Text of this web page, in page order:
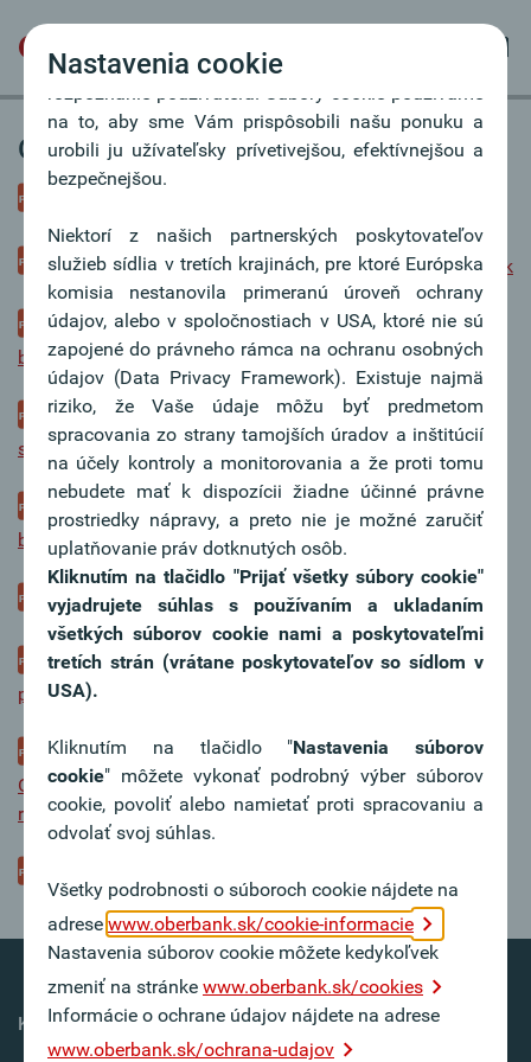
Obchodné podmienky
Všeobecné podmienky pre poskytovanie úverov a záruk
Všeobecné podmienky pre poskytovanie úverov na
bývanie
Všeobecné podmienky pre poskytovanie
spotrebiteľských úverov
Obchodné podmienky pre vedenie účtov a
bezhotovostný platobný styk
Podmienky vydávania a používania platobných kariet
Obchodné podmienky pre internetbanking (Klientsky
portál Oberbank) a aplikáciu Oberbank App
Licenčné podmienky používania systému MultiCash
Oberbank AG pobočka zahraničnej banky v Slovenskej
republike
Podmienky diaľkového prenosu dát
Nastavenia cookie
sú malé textové súbory, ktoré umožňujú
rozpoznanie používateľa. Súbory cookie používame
na to, aby sme Vám prispôsobili našu ponuku a
urobili ju užívateľsky prívetivejšou, efektívnejšou a
bezpečnejšou.
Niektorí z našich partnerských poskytovateľov
služieb sídlia v tretích krajinách, pre ktoré Európska
komisia nestanovila primeranú úroveň ochrany
údajov, alebo v spoločnostiach v USA, ktoré nie sú
zapojené do právneho rámca na ochranu osobných
údajov (Data Privacy Framework). Existuje najmä
riziko, že Vaše údaje môžu byť predmetom
spracovania zo strany tamojších úradov a inštitúcií
na účely kontroly a monitorovania a že proti tomu
nebudete mať k dispozícii žiadne účinné právne
prostriedky nápravy, a preto nie je možné zaručiť
uplatňovanie práv dotknutých osôb.
Kliknutím na tlačidlo "Prijať všetky súbory cookie"
vyjadrujete súhlas s používaním a ukladaním
všetkých súborov cookie nami a poskytovateľmi
tretích strán (vrátane poskytovateľov so sídlom v
USA).
Kliknutím na tlačidlo "Nastavenia súborov
cookie" môžete vykonať podrobný výber súborov
cookie, povoliť alebo namietať proti spracovaniu a
odvolať svoj súhlas.
Všetky podrobnosti o súboroch cookie nájdete na
adrese www.oberbank.sk/cookie-informacie
Nastavenia súborov cookie môžete kedykoľvek
zmeniť na stránke www.oberbank.sk/cookies
Informácie o ochrane údajov nájdete na adrese
www.oberbank.sk/ochrana-udajov
Krajiny